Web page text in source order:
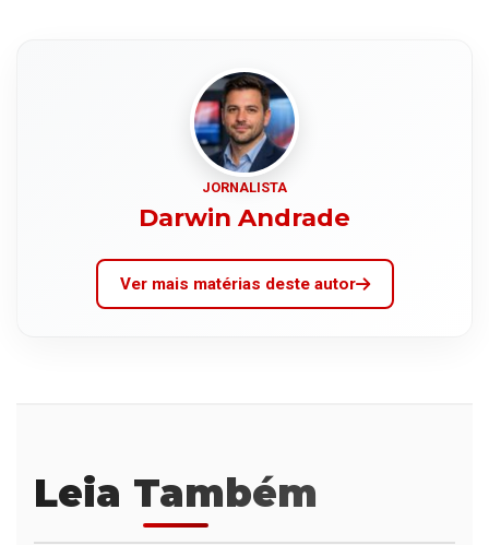
JORNALISTA
Darwin Andrade
Ver mais matérias deste autor
Leia Também